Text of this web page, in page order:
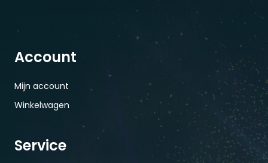
Account
Mijn account
Winkelwagen
Service